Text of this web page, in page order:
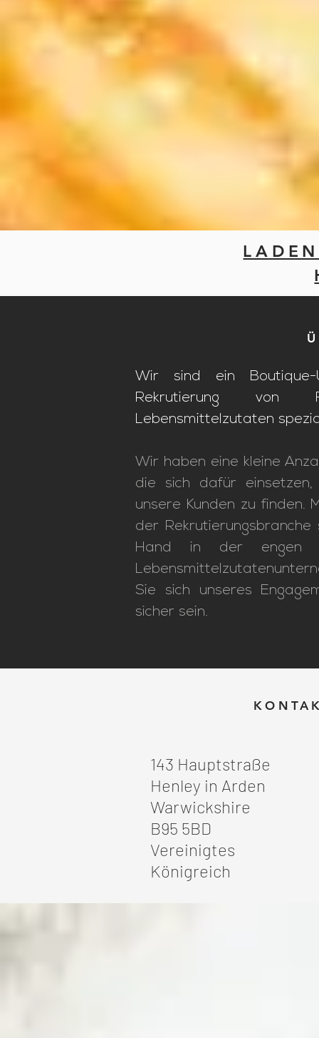
Wir sind ein
Rekrutierung von
Lebensmittelzutaten
Wir haben eine kleine
die sich dafür
unsere Kunden zu finden.
der
Hand in der engen
Sie sich unseres
sicher sein.
143 Hauptstraße
Henley in Arden
Warwickshire
B95 5BD
Vereinigtes
Königreich